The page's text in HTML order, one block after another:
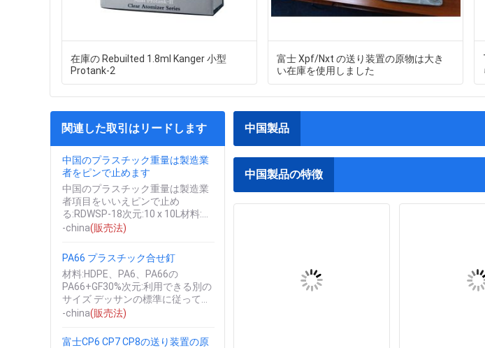
在庫の Rebuilted 1.8ml Kanger 小型
Protank-2
富士 Xpf/Nxt の送り装置の原物は大き
い在庫を使用しました
関連した取引はリードします
中国のプラスチック重量は製造業
者をピンで止めます
中国のプラスチック重量は製造業
者項目をいいえピンで止め
る:RDWSP-18次元:10 x 10L材料:ナ
イロン&鋼鉄Moqのめっき:サンプ
-china(販売法)
PA66 プラスチック合せ釘
材料:HDPE、PA6、PA66の
PA66+GF30%次元:利用できる別の
サイズ デッサンの標準に従ってカ
スタマイズされて:DIN、NF、
-china(販売法)
富士CP6 CP7 CP8の送り装置の原
中国製品
中国製品の特徴